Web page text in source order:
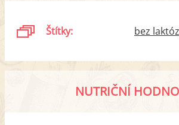
Štítky: bez
NUTRIČNÍ